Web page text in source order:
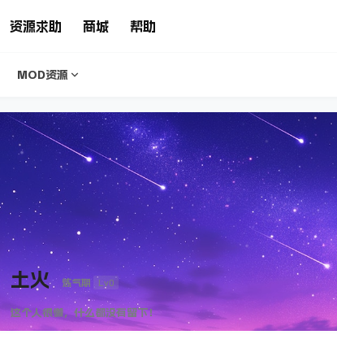
资源求助 商城 帮助
MOD资源
土火 炼气期 Lv0
这个人很懒，什么都没有留下！